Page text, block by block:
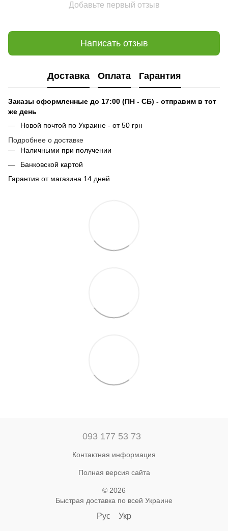
Добавьте первый отзыв
Написать отзыв
Доставка Оплата Гарантия
Заказы оформленные до 17:00 (ПН - СБ) - отправим в тот
же день
Новой почтой по Украине - от 50 грн
Подробнее о доставке
Наличными при получении
Банковской картой
Гарантия от магазина 14 дней
093 177 53 73
Контактная информация
Полная версия сайта
© 2026
Быстрая доставка по всей Украине
Рус Укр